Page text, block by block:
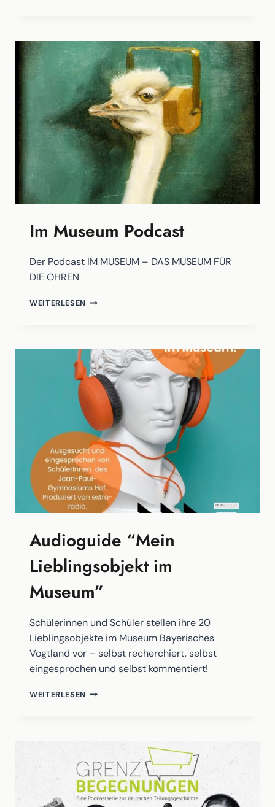
WALL
Im Museum Podcast
Der Podcast IM MUSEUM – DAS MUSEUM FÜR
DIE OHREN
WEITERLESEN IM
Audioguide “Mein
Lieblingsobjekt im
Museum”
Schülerinnen und Schüler stellen ihre 20
Lieblingsobjekte im Museum Bayerisches
Vogtland vor – selbst recherchiert, selbst
eingesprochen und selbst kommentiert!
WEITERLESEN AUDIOGUIDE